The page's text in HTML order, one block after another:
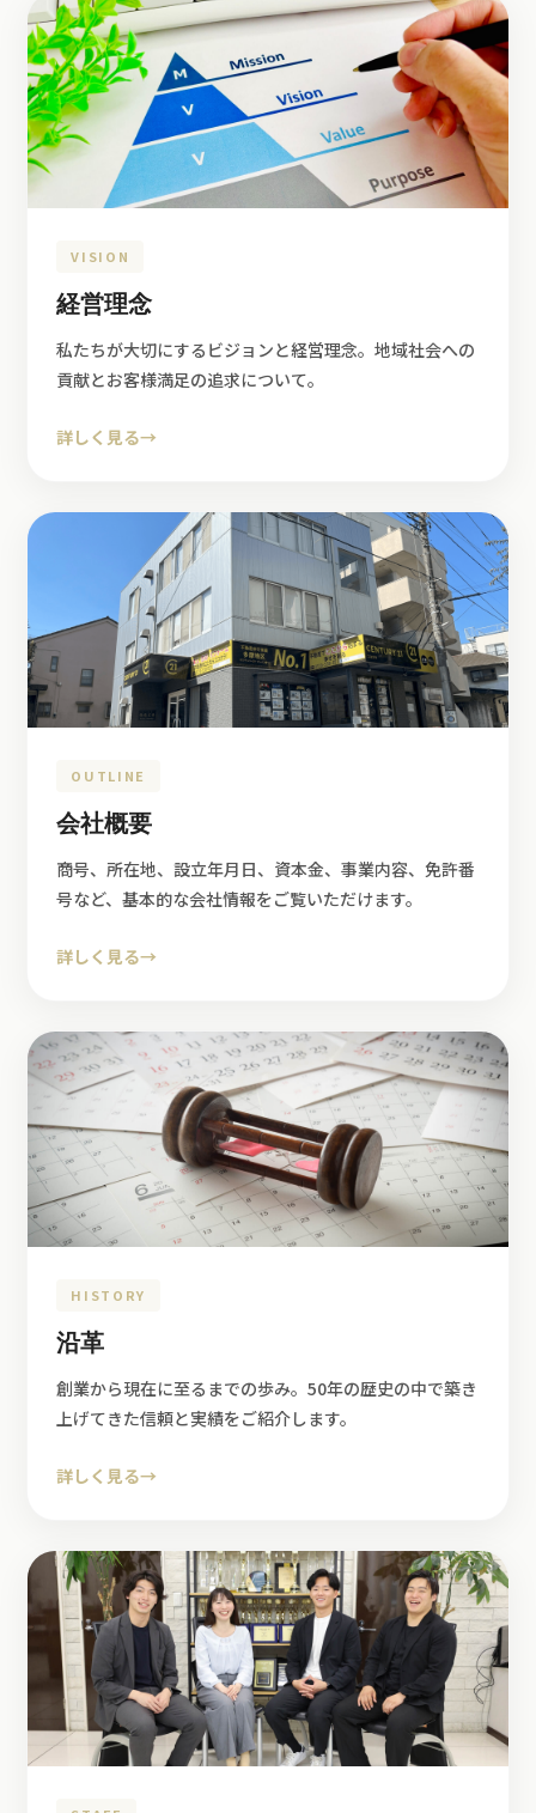
VISION
経営理念
私たちが大切にするビジョンと経営理念。地域社会への
貢献とお客様満足の追求について。
詳しく見る→
OUTLINE
会社概要
商号、所在地、設立年月日、資本金、事業内容、免許番
号など、基本的な会社情報をご覧いただけます。
詳しく見る→
HISTORY
沿革
創業から現在に至るまでの歩み。50年の歴史の中で築き
上げてきた信頼と実績をご紹介します。
詳しく見る→